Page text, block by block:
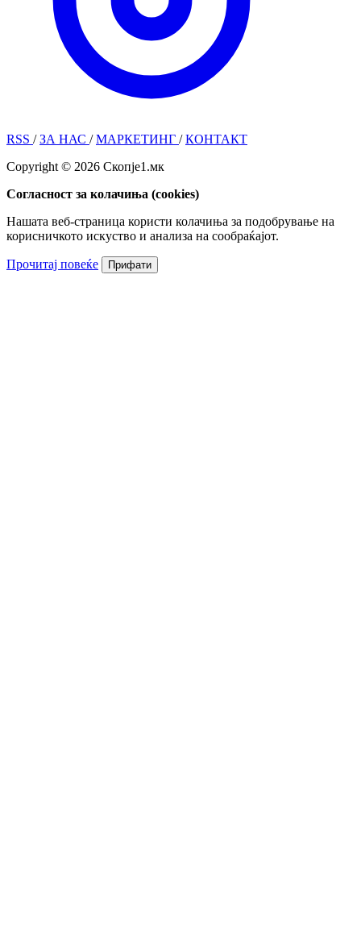
RSS /ЗА НАС /МАРКЕТИНГ /КОНТАКТ
Copyright © 2026 Скопје1.мк
Согласност за колачиња (cookies)
Нашата веб-страница користи колачиња за подобрување на
корисничкото искуство и анализа на сообраќајот.
Прочитај повеќе Прифати